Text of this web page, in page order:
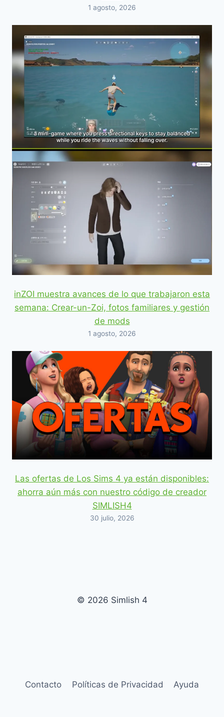
1 agosto, 2026
inZOI muestra avances de lo que trabajaron esta
semana: Crear-un-Zoi, fotos familiares y gestión
de mods
1 agosto, 2026
Las ofertas de Los Sims 4 ya están disponibles:
ahorra aún más con nuestro código de creador
SIMLISH4
30 julio, 2026
© 2026 Simlish 4
Contacto Políticas de Privacidad Ayuda